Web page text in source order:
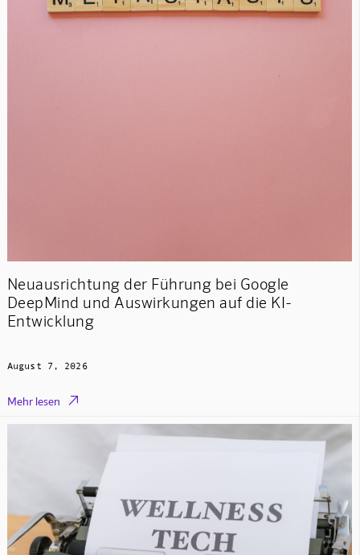
Neuausrichtung der Führung bei Google
DeepMind und Auswirkungen auf die KI-
Entwicklung
August 7, 2026
Mehr lesen 